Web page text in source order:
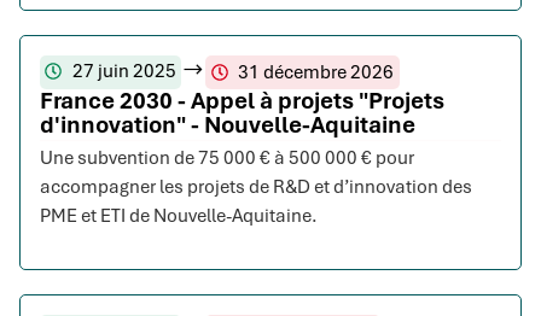
27 juin 2025 31 décembre 2026
France 2030 - Appel à projets "Projets
d'innovation" - Nouvelle-Aquitaine
Une subvention de 75 000 € à 500 000 € pour
accompagner les projets de R&D et d’innovation des
PME et ETI de Nouvelle-Aquitaine.